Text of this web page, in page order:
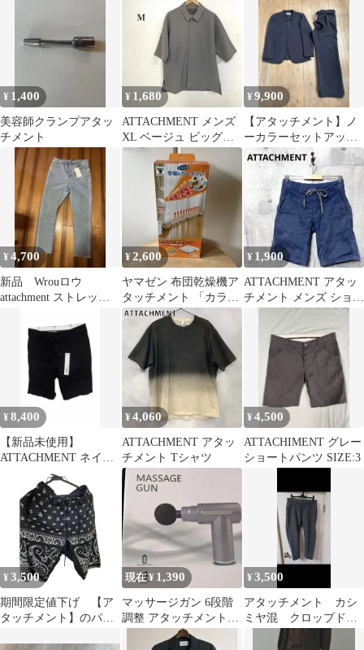
ウザー
¥ 1,400
美容師クランプアタッ
チメント
¥ 1,680
ATTACHMENT メンズ
XL ベージュ ビッグシ
ルエット ポロシャツ
¥9,900
【アタッチメント】ノ
ーカラーセットアップ
チャコールグレー (2)M
サイズ
¥4,700
新品 Wrouロウ
attachment ストレッチ
¥2,600
ヤマゼン 布団乾燥機ア
タッチメント 「カラッ
と！乾カシーナ」
¥ 1,900
ATTACHMENT アタッ
チメント メンズ ショー
トパンツ 2 ネイビー
¥8,400
【新品未使用】
ATTACHMENT ネイビ
ー ショートパンツ サ
イズ1（s）
¥4,060
ATTACHMENT アタッ
チメント Tシャツ
¥4,500
ATTACHIMENT グレー
ショートパンツ SIZE:3
¥ 3,500
期間限定値下げ 【ア
タッチメント】のパン
現在 ¥ 1,390
マッサージガン 6段階
調整 アタッチメント4
種付 新品 未使用
¥3,500
アタッチメント カシ
ミヤ混 クロップドパ
ンツ グレー 2